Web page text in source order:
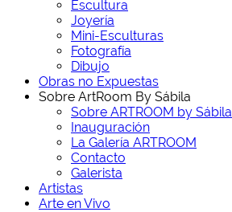
Escultura
Joyería
Mini-Esculturas
Fotografía
Dibujo
Obras no Expuestas
Sobre ArtRoom By Sábila
Sobre ARTROOM by Sábila
Inauguración
La Galería ARTROOM
Contacto
Galerista
Artistas
Arte en Vivo